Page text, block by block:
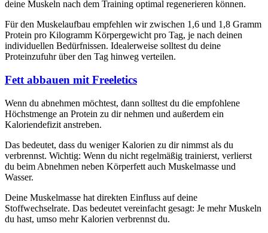
deine Muskeln nach dem Training optimal regenerieren können.
Für den Muskelaufbau empfehlen wir zwischen 1,6 und 1,8 Gramm
Protein pro Kilogramm Körpergewicht pro Tag, je nach deinen
individuellen Bedürfnissen. Idealerweise solltest du deine
Proteinzufuhr über den Tag hinweg verteilen.
Fett abbauen mit Freeletics
Wenn du abnehmen möchtest, dann solltest du die empfohlene
Höchstmenge an Protein zu dir nehmen und außerdem ein
Kaloriendefizit anstreben.
Das bedeutet, dass du weniger Kalorien zu dir nimmst als du
verbrennst. Wichtig: Wenn du nicht regelmäßig trainierst, verlierst
du beim Abnehmen neben Körperfett auch Muskelmasse und
Wasser.
Deine Muskelmasse hat direkten Einfluss auf deine
Stoffwechselrate. Das bedeutet vereinfacht gesagt: Je mehr Muskeln
du hast, umso mehr Kalorien verbrennst du.